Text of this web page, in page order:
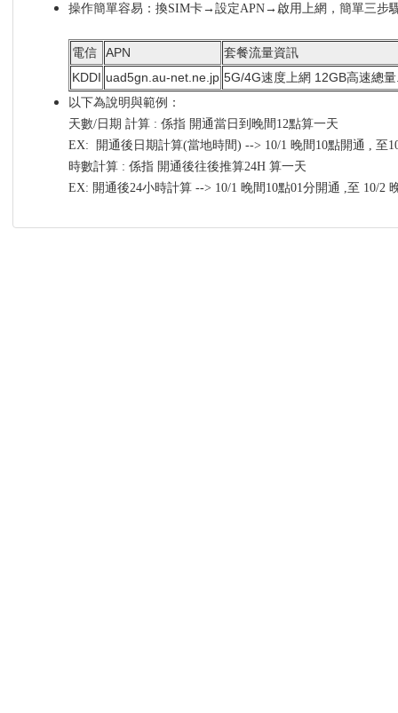
操作簡單容易：換SIM卡→設定APN→啟用上網，簡單三步
電信 APN
套餐流量資訊
KDDI uad5gn.au-net.ne.jp 5G/4G速度上網 12GB高速總
以下為說明與範例：
天數/日期 計算 : 係指 開通當日到晚間12點算一天
EX: 開通後日期計算(當地時間) --> 10/1 晚間10點開通 , 至
時數計算 : 係指 開通後往後推算24H 算一天
EX: 開通後24小時計算 --> 10/1 晚間10點01分開通 ,至 10/2